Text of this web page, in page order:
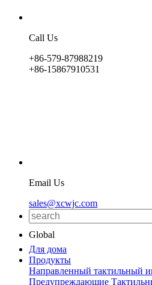
Call Us
+86-579-87988219
+86-15867910531
Email Us
sales@xcwjc.com
Global
Для дома
Продукты
Направленный тактильный
Предупреждающие